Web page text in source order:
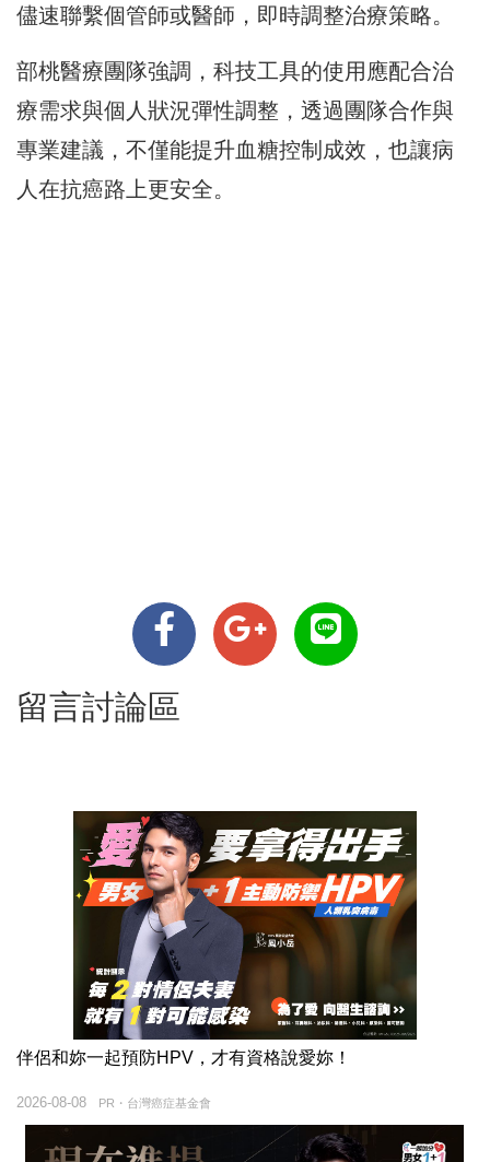
儘速聯繫個管師或醫師，即時調整治療策略。
部桃醫療團隊強調，科技工具的使用應配合治
療需求與個人狀況彈性調整，透過團隊合作與
專業建議，不僅能提升血糖控制成效，也讓病
人在抗癌路上更安全。
留言討論區
伴侶和妳一起預防HPV，才有資格說愛妳！
PR・台灣癌症基金會
2026-08-08